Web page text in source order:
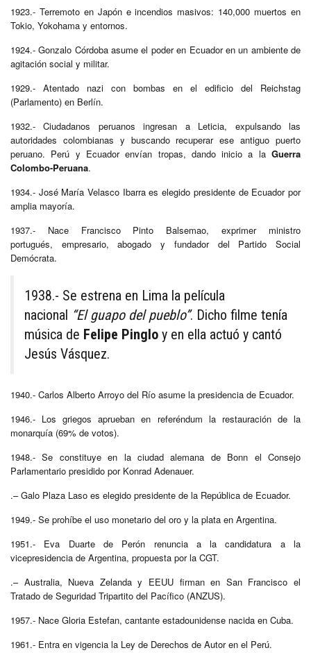
1923.- Terremoto en Japón e incendios masivos: 140,000 muertos en
Tokio, Yokohama y entornos.
1924.- Gonzalo Córdoba asume el poder en Ecuador en un ambiente de
agitación social y militar.
1929.- Atentado nazi con bombas en el edificio del Reichstag
(Parlamento) en Berlín.
1932.- Ciudadanos peruanos ingresan a Leticia, expulsando las
autoridades colombianas y buscando recuperar ese antiguo puerto
peruano. Perú y Ecuador envían tropas, dando inicio a la Guerra
Colombo-Peruana.
1934.- José María Velasco Ibarra es elegido presidente de Ecuador por
amplia mayoría.
1937.- Nace Francisco Pinto Balsemao, exprimer ministro
portugués, empresario, abogado y fundador del Partido Social
Demócrata.
1938.- Se estrena en Lima la película
nacional “El guapo del pueblo”. Dicho filme tenía
música de Felipe Pinglo y en ella actuó y cantó
Jesús Vásquez.
1940.- Carlos Alberto Arroyo del Río asume la presidencia de Ecuador.
1946.- Los griegos aprueban en referéndum la restauración de la
monarquía (69% de votos).
1948.- Se constituye en la ciudad alemana de Bonn el Consejo
Parlamentario presidido por Konrad Adenauer.
.– Galo Plaza Laso es elegido presidente de la República de Ecuador.
1949.- Se prohíbe el uso monetario del oro y la plata en Argentina.
1951.- Eva Duarte de Perón renuncia a la candidatura a la
vicepresidencia de Argentina, propuesta por la CGT.
.– Australia, Nueva Zelanda y EEUU firman en San Francisco el
Tratado de Seguridad Tripartito del Pacífico (ANZUS).
1957.- Nace Gloria Estefan, cantante estadounidense nacida en Cuba.
1961.- Entra en vigencia la Ley de Derechos de Autor en el Perú.